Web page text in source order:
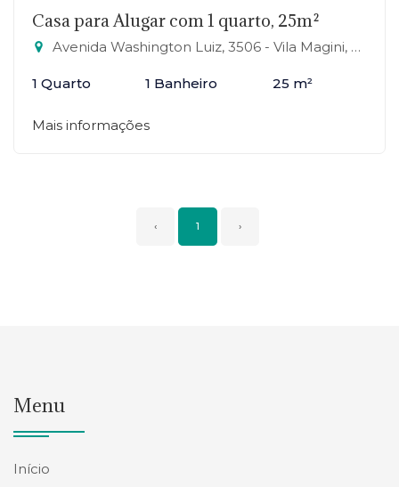
Casa para Alugar com 1 quarto, 25m²
Avenida Washington Luiz, 3506 - Vila Magini, Mauá-SP
1 Quarto 1 Banheiro 25 m²
Mais informações
‹ 1 ›
Menu
Início